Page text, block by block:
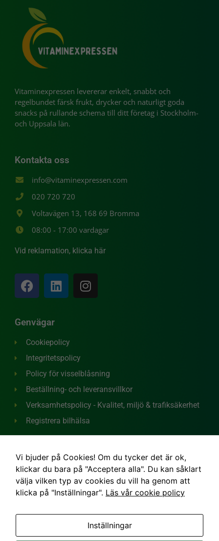
Vitaminexpressen levererar enkelt, snabbt och
regelbundet färsk frukt, drycker och naturligt goda
snacks på rullande schema till ditt företag i Stockholm-
och Uppsala län.
Kontakta oss
info@vitaminexpressen.com
020 720 720
Voltavägen 13, 168 69 Bromma
08:00 - 17:00 vardagar
Vid reklamation, klicka här
Genvägar
Cookiepolicy
Integritetspolicy
Policy för visselblåsning
Beställning- och leveransvillkor
Verksamhetspolicy - Kvalitet, miljö & trafiksäkerhet
Registrera bilhälsa
Vi bjuder på Cookies! Om du tycker det är ok,
klickar du bara på "Acceptera alla". Du kan såklart
välja vilken typ av cookies du vill ha genom att
klicka på "Inställningar". Läs vår cookie policy
Inställningar
hemsidans
och
hur hemsidan
Upplevelse
För att vår
hemsida ska
möjligt under
ditt besök.